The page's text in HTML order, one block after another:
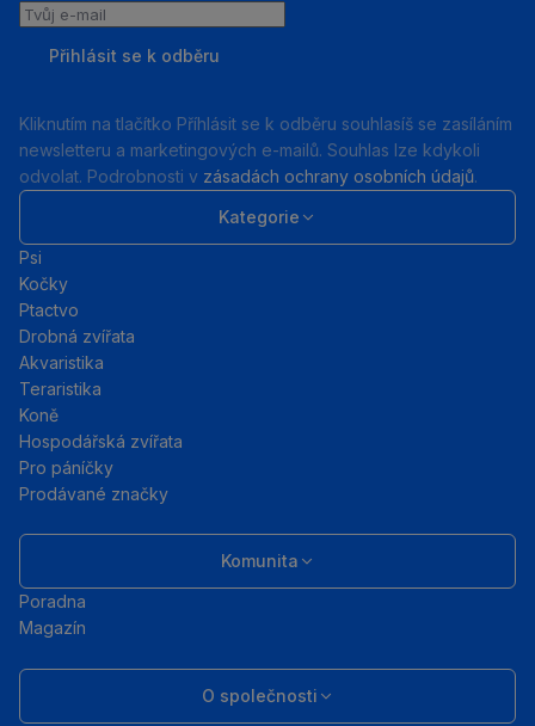
Tvůj
Přihlásit se k odběru
Kliknutím na tlačítko Příhlásit se k odběru souhlasíš se zasíláním
newsletteru a marketingových e-mailů. Souhlas lze kdykoli
odvolat. Podrobnosti v zásadách ochrany osobních údajů.
Kategorie
Psi
Kočky
Ptactvo
Drobná zvířata
Akvaristika
Teraristika
Koně
Hospodářská zvířata
Pro páníčky
Prodávané značky
Komunita
Poradna
Magazín
O společnosti